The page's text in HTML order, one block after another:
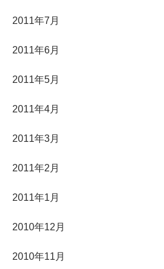
2011年7月
2011年6月
2011年5月
2011年4月
2011年3月
2011年2月
2011年1月
2010年12月
2010年11月